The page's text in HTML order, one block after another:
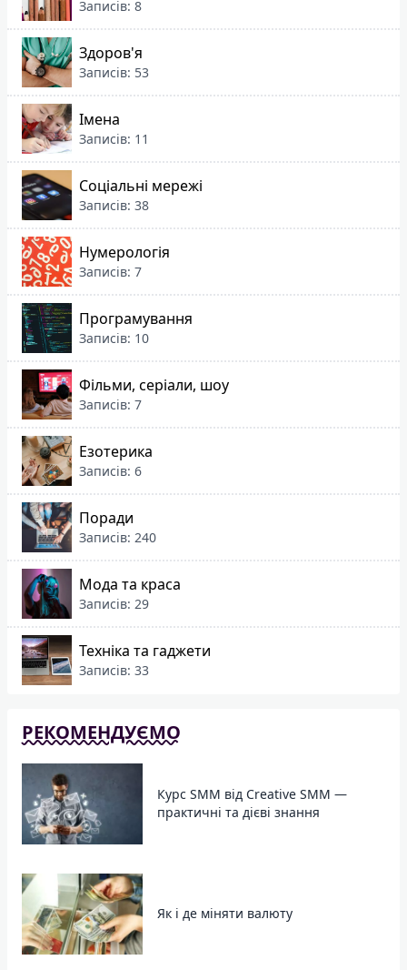
Записів: 8
Здоров'я
Записів: 53
Імена
Записів: 11
Соціальні мережі
Записів: 38
Нумерологія
Записів: 7
Програмування
Записів: 10
Фільми, серіали, шоу
Записів: 7
Езотерика
Записів: 6
Поради
Записів: 240
Мода та краса
Записів: 29
Техніка та гаджети
Записів: 33
РЕКОМЕНДУЄМО
Курс SMM від Creative SMM —
практичні та дієві знання
Як і де міняти валюту